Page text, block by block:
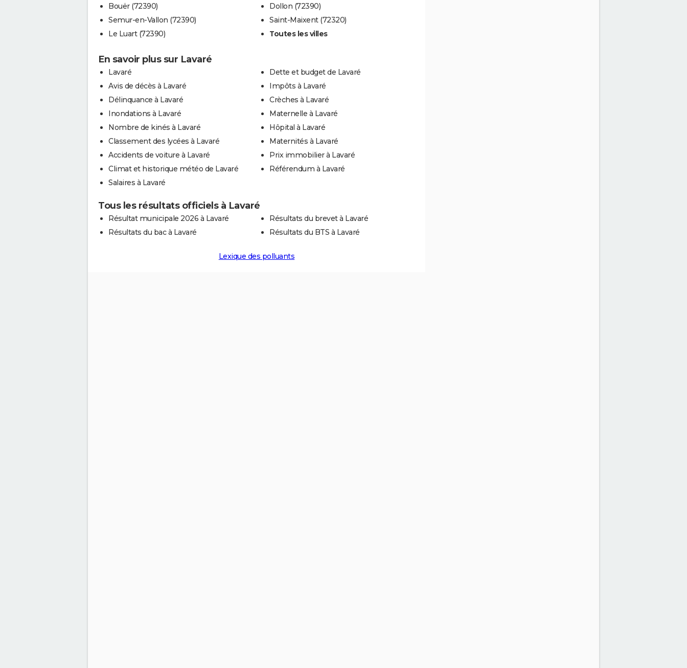
Bouër (72390)
Semur-en-Vallon (72390)
Le Luart (72390)
Dollon (72390)
Saint-Maixent (72320)
Toutes les villes
En savoir plus sur Lavaré
Lavaré
Avis de décès à Lavaré
Délinquance à Lavaré
Inondations à Lavaré
Nombre de kinés à Lavaré
Classement des lycées à Lavaré
Accidents de voiture à Lavaré
Climat et historique météo de Lavaré
Salaires à Lavaré
Dette et budget de Lavaré
Impôts à Lavaré
Crèches à Lavaré
Maternelle à Lavaré
Hôpital à Lavaré
Maternités à Lavaré
Prix immobilier à Lavaré
Référendum à Lavaré
Tous les résultats officiels à Lavaré
Résultat municipale 2026 à Lavaré
Résultats du bac à Lavaré
Résultats du brevet à Lavaré
Résultats du BTS à Lavaré
Lexique des polluants